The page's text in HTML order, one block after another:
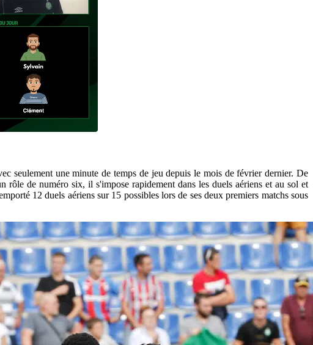
seulement une minute de temps de jeu depuis le mois de février dernier. De
de numéro six, il s'impose rapidement dans les duels aériens et au sol et
12 duels aériens sur 15 possibles lors de ses deux premiers matchs sous